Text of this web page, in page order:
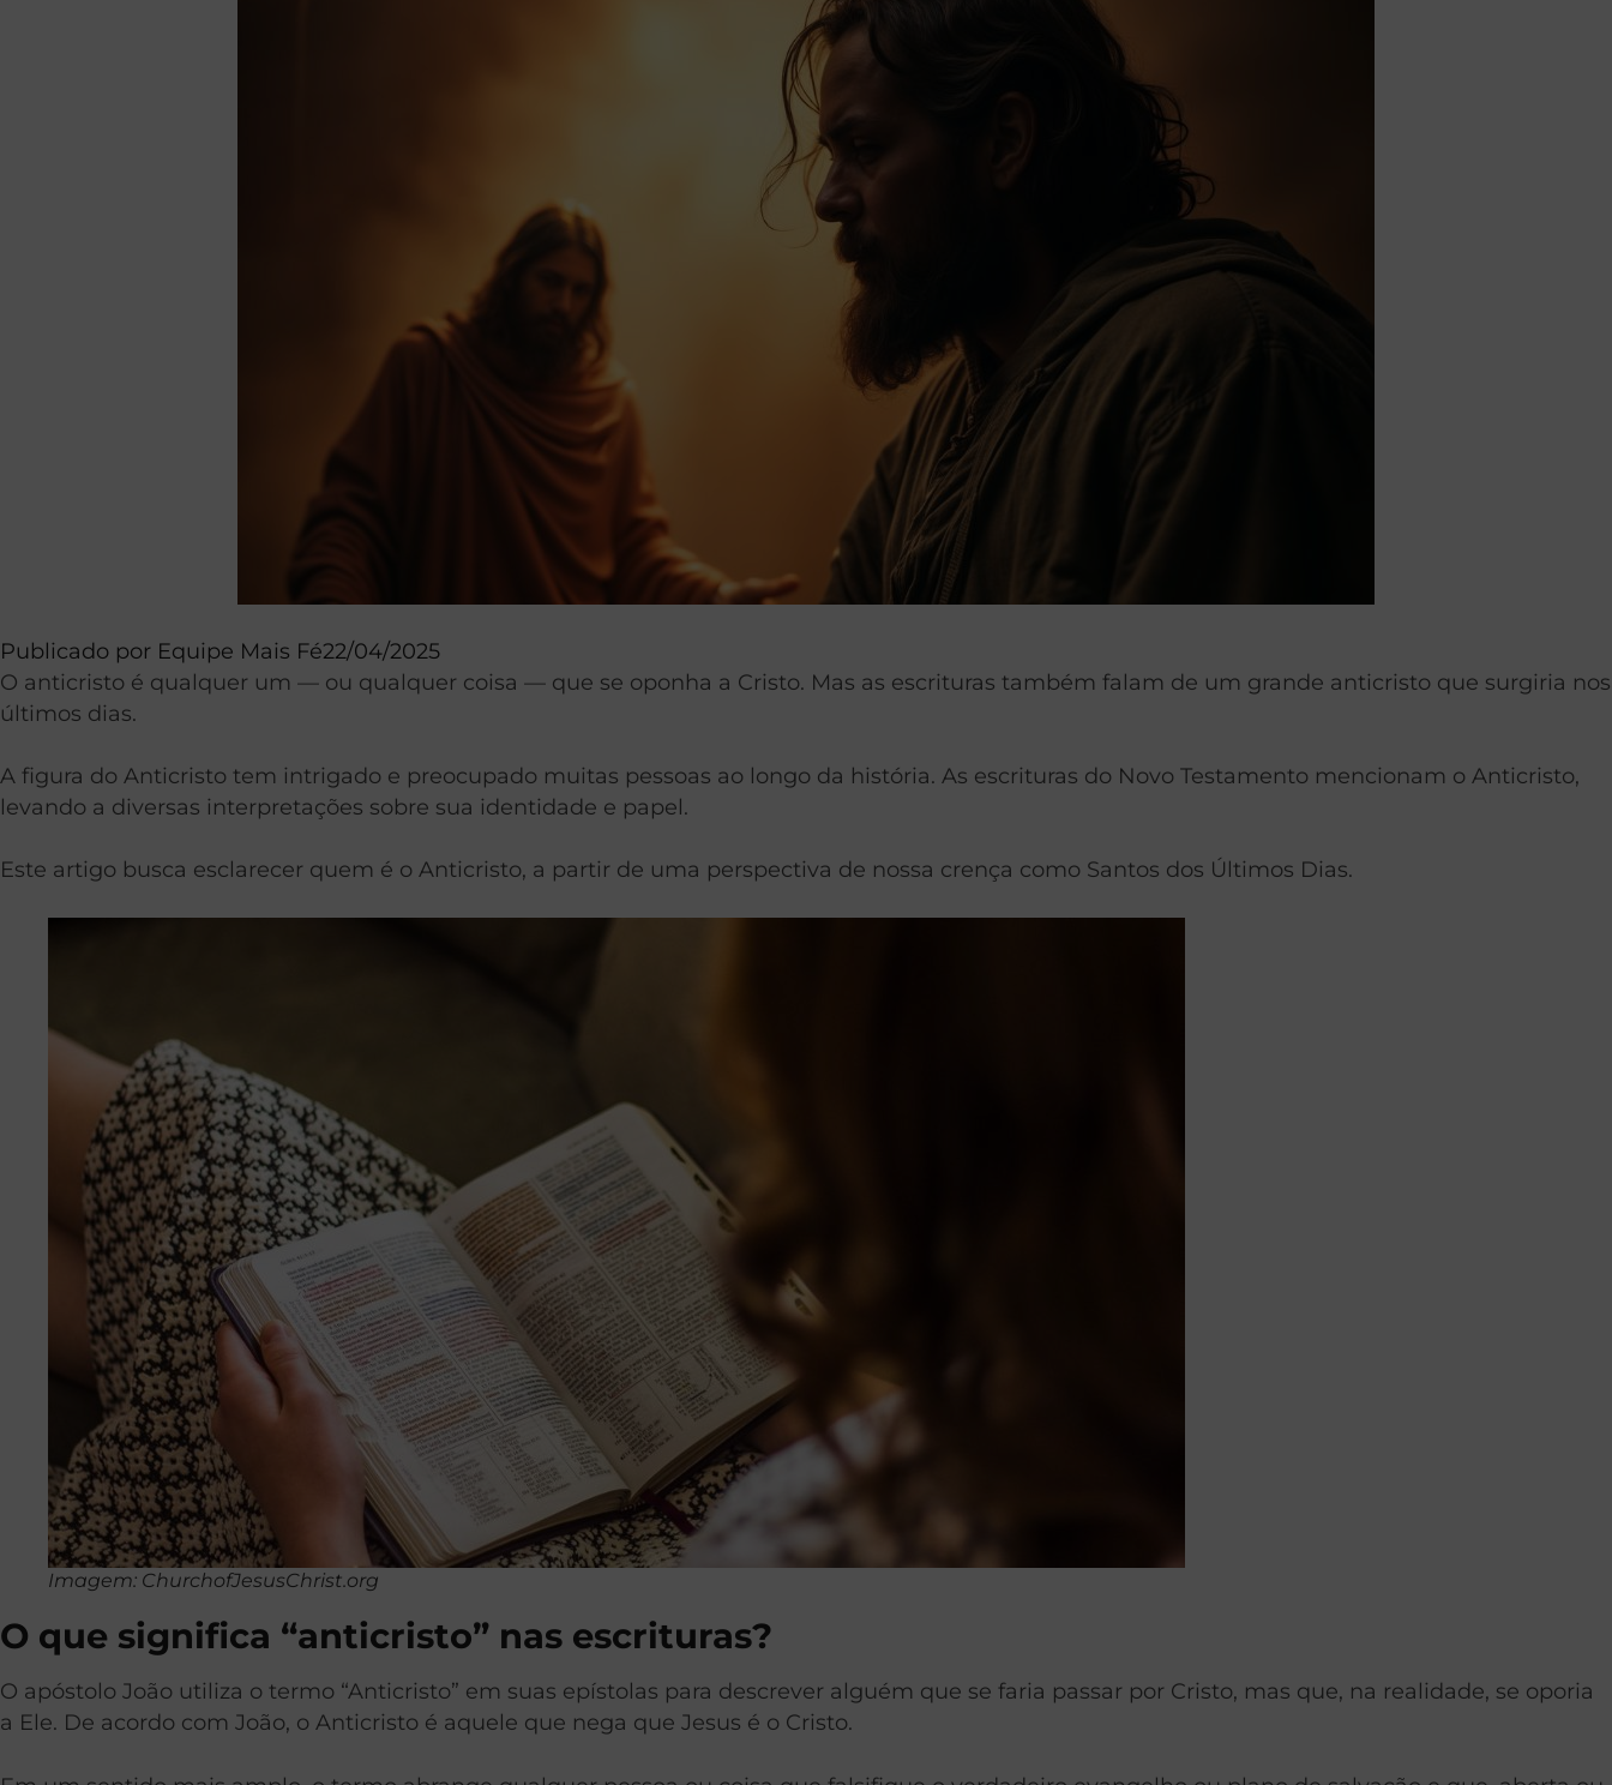
Publicado por Equipe Mais Fé22/04/2025
O anticristo é qualquer um — ou qualquer coisa — que se oponha a Cristo. Mas as escrituras também falam de um grande anticristo que surgiria nos
últimos dias.
A figura do Anticristo tem intrigado e preocupado muitas pessoas ao longo da história. As escrituras do Novo Testamento mencionam o Anticristo,
levando a diversas interpretações sobre sua identidade e papel.
Este artigo busca esclarecer quem é o Anticristo, a partir de uma perspectiva de nossa crença como Santos dos Últimos Dias.
Imagem: ChurchofJesusChrist.org
O que significa “anticristo” nas escrituras?
O apóstolo João utiliza o termo “Anticristo” em suas epístolas para descrever alguém que se faria passar por Cristo, mas que, na realidade, se oporia
a Ele. De acordo com João, o Anticristo é aquele que nega que Jesus é o Cristo.